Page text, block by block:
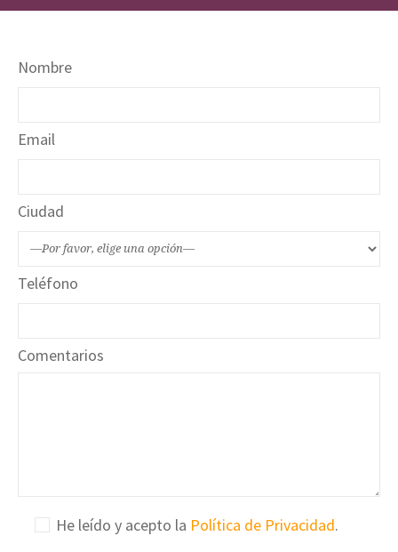
Nombre
Email
Ciudad
Teléfono
Comentarios
He leído y acepto la Política de Privacidad.